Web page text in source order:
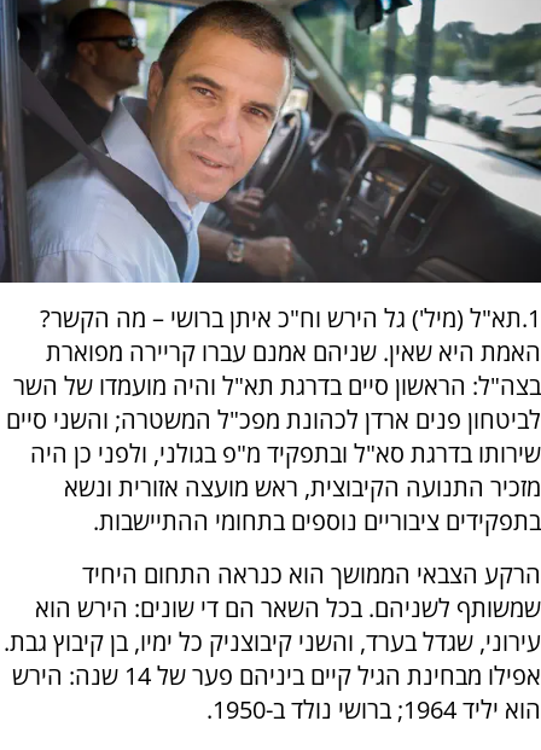
1.תא"ל (מיל') גל הירש וח"כ איתן ברושי – מה הקשר?
האמת היא שאין. שניהם אמנם עברו קריירה מפוארת
בצה"ל: הראשון סיים בדרגת תא"ל והיה מועמדו של השר
לביטחון פנים ארדן לכהונת מפכ"ל המשטרה; והשני סיים
שירותו בדרגת סא"ל ובתפקיד מ"פ בגולני, ולפני כן היה
מזכיר התנועה הקיבוצית, ראש מועצה אזורית ונשא
בתפקידים ציבוריים נוספים בתחומי ההתיישבות.
הרקע הצבאי הממושך הוא כנראה התחום היחיד
שמשותף לשניהם. בכל השאר הם די שונים: הירש הוא
עירוני, שגדל בערד, והשני קיבוצניק כל ימיו, בן קיבוץ גבת.
אפילו מבחינת הגיל קיים ביניהם פער של 14 שנה: הירש
הוא יליד 1964; ברושי נולד ב-1950.